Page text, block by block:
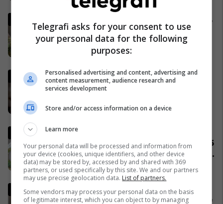
Gjermania shtrëngon rregullat,
burrat duhet të marrin leje nga
ushtria për të dalë jashtë
shtetit
04/04/2026
Lideri i Iranit thyen heshtjen,
lëshon një deklaratë të rrallë
06/04/2026
ndërtojë xhami moderne prej 15
milionë frangash në St. Gallen
të Zvicrës
05/04/2026
Trump: Falënderimi i takon
Allahut, e marta do të jetë "ditë
Telegrafi asks for your consent to use
your personal data for the following
purposes:
Personalised advertising and content, advertising and
content measurement, audience research and
services development
Store and/or access information on a device
Learn more
Your personal data will be processed and information from
your device (cookies, unique identifiers, and other device
data) may be stored by, accessed by and shared with 369
partners, or used specifically by this site. We and our partners
may use precise geolocation data. List of partners.
Some vendors may process your personal data on the basis
of legitimate interest, which you can object to by managing